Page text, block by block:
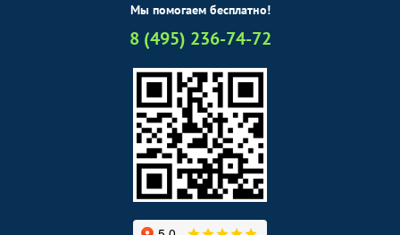
Мы помогаем бесплатно!
8 (495) 236-74-72